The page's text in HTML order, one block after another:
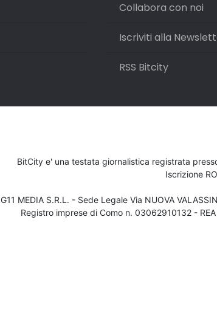
Collabora con noi
Iscriviti alla
RSS Bitcity
BitCity e' una testata giornalistica registrata
Iscrizione
G11 MEDIA S.R.L. - Sede Legale Via NUOVA
Registro imprese di Como n. 03062910132 -